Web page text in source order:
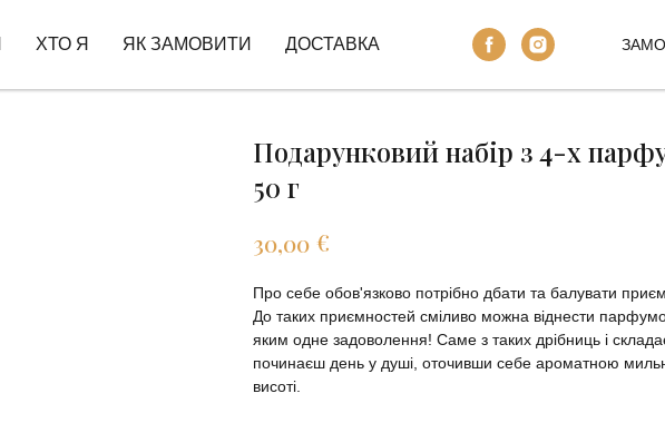
ХТО Я ЯК ЗАМОВИТИ ДОСТАВКА
Подарунковий набір з 4-х
50 г
30,00 €
Про себе обов'язково потрібно дбати та балувати
До таких приємностей сміливо можна віднести
яким одне задоволення! Саме з таких дрібниць і
починаєш день у душі, оточивши себе ароматною
висоті.